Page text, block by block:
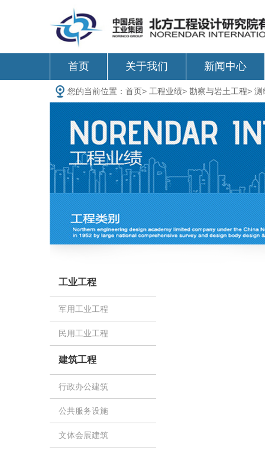
首页 关于我们 新闻中心
您的当前位置： 首页> 工程业绩> 勘察与岩土工程> 测
工业工程
军用工业工程
民用工业工程
建筑工程
行政办公建筑
公共服务设施
文体会展建筑